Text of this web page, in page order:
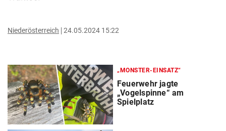
Niederösterreich 24.05.2024 15:22
„MONSTER-EINSATZ“
Feuerwehr jagte
„Vogelspinne“ am
Spielplatz